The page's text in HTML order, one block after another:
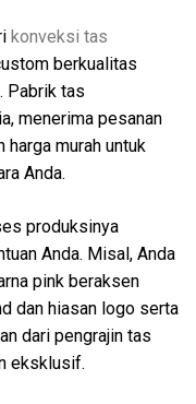
konveksi tas
berkualitas
Pabrik tas
menerima pesanan
murah untuk
Anda.
produksinya
Anda. Misal, Anda
pink beraksen
dan hiasan logo serta
dari pengrajin tas
eksklusif.